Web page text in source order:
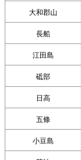
大和郡山
長船
江田島
砥部
日高
五條
小豆島